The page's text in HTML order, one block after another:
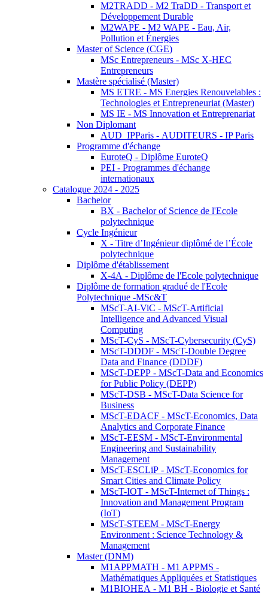
M2TRADD - M2 TraDD - Transport et
Développement Durable
M2WAPE - M2 WAPE - Eau, Air,
Pollution et Énergies
Master of Science (CGE)
MSc Entrepreneurs - MSc X-HEC
Entrepreneurs
Mastère spécialisé (Master)
MS ETRE - MS Energies Renouvelables :
Technologies et Entrepreneuriat (Master)
MS IE - MS Innovation et Entreprenariat
Non Diplomant
AUD_IPParis - AUDITEURS - IP Paris
Programme d'échange
EuroteQ - Diplôme EuroteQ
PEI - Programmes d'échange
internationaux
Catalogue 2024 - 2025
Bachelor
BX - Bachelor of Science de l'Ecole
polytechnique
Cycle Ingénieur
X - Titre d’Ingénieur diplômé de l’École
polytechnique
Diplôme d'établissement
X-4A - Diplôme de l'Ecole polytechnique
Diplôme de formation gradué de l'Ecole
Polytechnique -MSc&T
MScT-AI-ViC - MScT-Artificial
Intelligence and Advanced Visual
Computing
MScT-CyS - MScT-Cybersecurity (CyS)
MScT-DDDF - MScT-Double Degree
Data and Finance (DDDF)
MScT-DEPP - MScT-Data and Economics
for Public Policy (DEPP)
MScT-DSB - MScT-Data Science for
Business
MScT-EDACF - MScT-Economics, Data
Analytics and Corporate Finance
MScT-EESM - MScT-Environmental
Engineering and Sustainability
Management
MScT-ESCLiP - MScT-Economics for
Smart Cities and Climate Policy
MScT-IOT - MScT-Internet of Things :
Innovation and Management Program
(IoT)
MScT-STEEM - MScT-Energy
Environment : Science Technology &
Management
Master (DNM)
M1APPMATH - M1 APPMS -
Mathématiques Appliquées et Statistiques
M1BIOHEA - M1 BH - Biologie et Santé